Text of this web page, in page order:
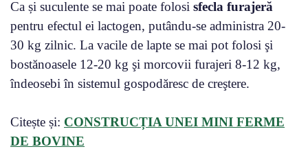
Ca și suculente se mai poate folosi sfecla furajeră
pentru efectul ei lactogen, putându-se administra 20-
30 kg zilnic. La vacile de lapte se mai pot folosi şi
bostănoasele 12-20 kg şi morcovii furajeri 8-12 kg,
îndeosebi în sistemul gospodăresc de creştere.
Citește și: CONSTRUCȚIA UNEI MINI FERME
DE BOVINE